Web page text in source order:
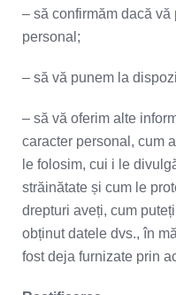
– să confirmăm dacă
personal;
– să vă punem la
– să vă oferim alte
caracter personal, cum
le folosim, cui i le
străinătate și cum le
drepturi aveți, cum
obținut datele dvs., în
fost deja furnizate prin